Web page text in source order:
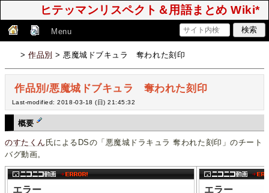
ヒテッマンリスペクト＆用語まとめ Wiki*
Menu
>作品別 > 悪魔城ドブキュラ 奪われた刻印
作品別/悪魔城ドブキュラ 奪われた刻印
Last-modified: 2018-03-18 (日) 21:45:32
概要
のすたくん 氏によるDSの「悪魔城ドラキュラ 奪われた刻印」のチート
バグ動画。